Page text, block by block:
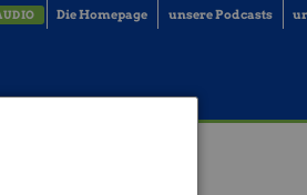
Die Homepage unsere Podcasts